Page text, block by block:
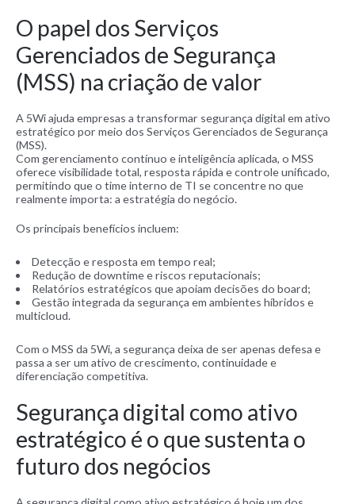
O papel dos Serviços
Gerenciados de Segurança
(MSS) na criação de valor
A 5Wi ajuda empresas a transformar segurança digital em ativo
estratégico por meio dos Serviços Gerenciados de Segurança
(MSS).
Com gerenciamento contínuo e inteligência aplicada, o MSS
oferece visibilidade total, resposta rápida e controle unificado,
permitindo que o time interno de TI se concentre no que
realmente importa: a estratégia do negócio.
Os principais benefícios incluem:
Detecção e resposta em tempo real;
Redução de downtime e riscos reputacionais;
Relatórios estratégicos que apoiam decisões do board;
Gestão integrada da segurança em ambientes híbridos e
multicloud.
Com o MSS da 5Wi, a segurança deixa de ser apenas defesa e
passa a ser um ativo de crescimento, continuidade e
diferenciação competitiva.
Segurança digital como ativo
estratégico é o que sustenta o
futuro dos negócios